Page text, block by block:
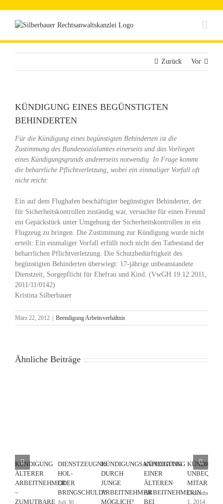
springen
Zurück Vor
KÜNDIGUNG EINES BEGÜNSTIGTEN
BEHINDERTEN
Für die Kündigung eines begünstigten Behinderten ist die
Zustimmung des Bundessozialamtes einerseits und das Vorliegen
eines Kündigungsgrunds andererseits notwendig. In Frage kommt
die beharrliche Pflichtverletzung, wobei ein einmaliger Vorfall oft
nicht reicht:
Ein auf dem Flughafen beschäftigter begünstigter Behinderter, der
für Sicherheitskontrollen zuständig war, versuchte für einen Freund
ein Gepäckstück unter Umgehung der Sicherheitskontrollen in ein
Flugzeug zu bringen. Die Zustimmung zur Kündigung wurde nicht
erteilt: Ein einmaliger Vorfall erfüllt noch nicht den Tatbestand der
beharrlichen Pflichtverletzung. Die Schutzbedürftigkeit des
begünstigten Behinderten überwiegt: 17-jährige unbeanstandete
Dienstzeit, Sorgepflicht für Ehefrau und Kind. (VwGH 19.12.2011,
2011/11/0142)
Kristina Silberbauer
März 22, 2012 Beendigung Arbeitsverhältnis
Ähnliche Beiträge
KÜNDIGUNG
ÄLTERER
ARBEITNEHMER
–
ZUMUTBARE
DIENSTZEUGNIS:
HOL-
ODER
BRINGSCHULD?
Juli 30,
KÜNDIGUNGSANFECHTUNG
DURCH
JUNGE
ARBEITNEHMER
MÖGLICH?
KÜNDIGUNG
EINER
ÄLTEREN
ARBEITNEHMERIN
BEI
Dezember
1, 2014